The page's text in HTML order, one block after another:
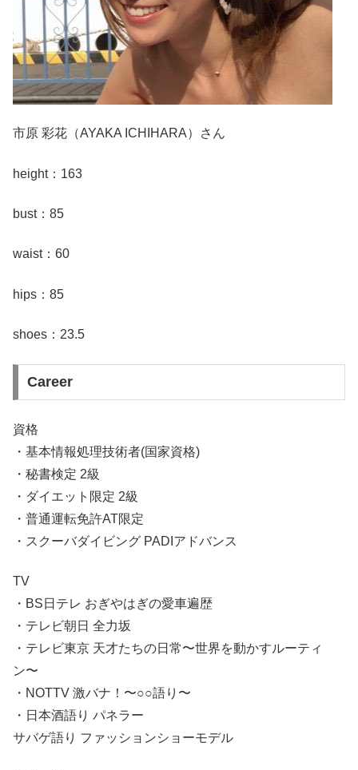
市原 彩花（AYAKA ICHIHARA）さん
height：163
bust：85
waist：60
hips：85
shoes：23.5
Career
資格
・基本情報処理技術者(国家資格)
・秘書検定 2級
・ダイエット限定 2級
・普通運転免許AT限定
・スクーバダイビング PADIアドバンス
TV
・BS日テレ おぎやはぎの愛車遍歴
・テレビ朝日 全力坂
・テレビ東京 天才たちの日常〜世界を動かすルーティ
ン〜
・NOTTV 激バナ！〜○○語り〜
・日本酒語り パネラー
サバゲ語り ファッションショーモデル